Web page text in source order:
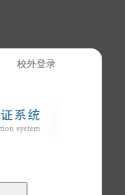
校外登录